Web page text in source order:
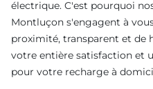
électrique. C'est pourquoi
Montluçon s'engagent à
proximité, transparent et de
votre entière satisfaction et
pour votre recharge à